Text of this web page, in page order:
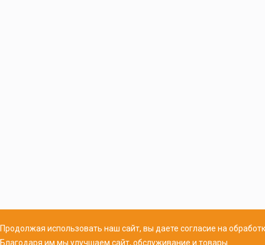
Продолжая использовать наш сайт, вы даете согласие на
Благодаря им мы улучшаем сайт, обслуживание и товары.